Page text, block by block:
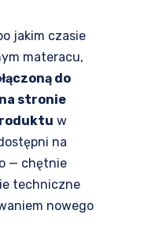
jakim czasie
materacu,
do
stronie
w
na
— chętnie
techniczne
nowego